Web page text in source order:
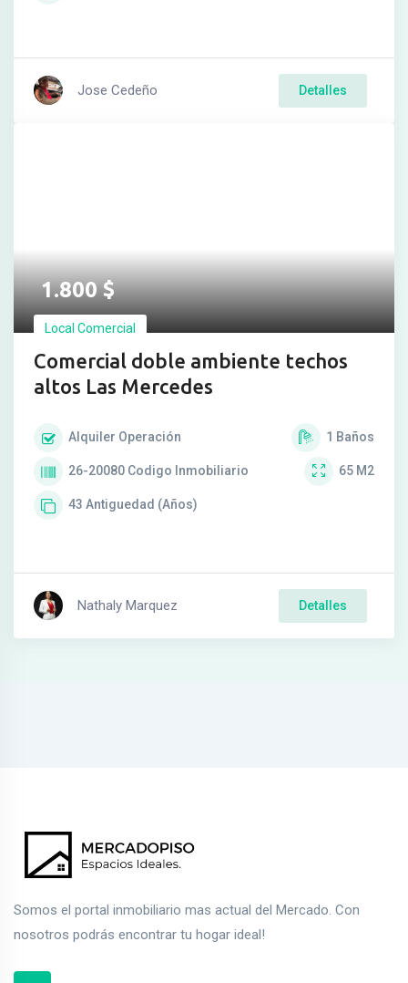
Jose Cedeño Detalles
1.800$
Local Comercial
Comercial doble ambiente techos
altos Las Mercedes
Alquiler Operación 1 Baños
26-20080 Codigo Inmobiliario 65 M2
43 Antiguedad (Años)
Nathaly Marquez Detalles
Somos el portal inmobiliario mas actual del Mercado. Con
nosotros podrás encontrar tu hogar ideal!